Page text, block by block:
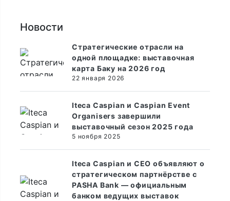
Новости
Стратегические отрасли на
одной площадке: выставочная
карта Баку на 2026 год
22 января 2026
Iteca Caspian и Caspian Event
Organisers завершили
выставочный сезон 2025 года
5 ноября 2025
Iteca Caspian и CEO объявляют о
стратегическом партнёрстве с
PASHA Bank — официальным
банком ведущих выставок